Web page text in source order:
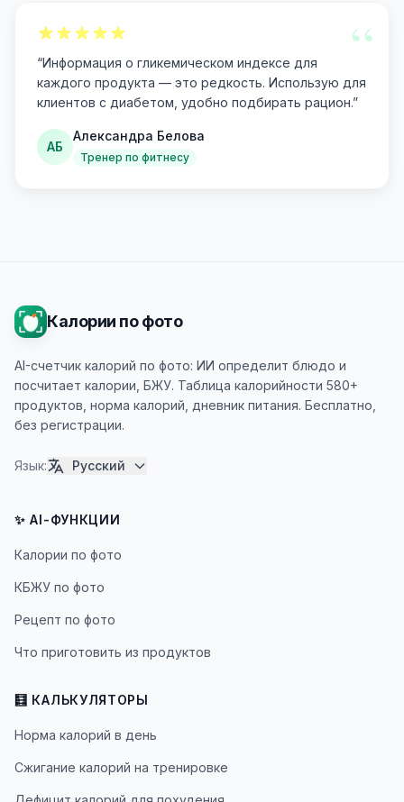
“
“Информация о гликемическом индексе для
каждого продукта — это редкость. Использую для
клиентов с диабетом, удобно подбирать рацион.”
АБ
Александра Белова
Тренер по фитнесу
Калории по фото
AI-счетчик калорий по фото: ИИ определит блюдо и
посчитает калории, БЖУ. Таблица калорийности 580+
продуктов, норма калорий, дневник питания. Бесплатно,
без регистрации.
Язык: Русский
✨ AI-ФУНКЦИИ
Калории по фото
КБЖУ по фото
Рецепт по фото
Что приготовить из продуктов
🧮 КАЛЬКУЛЯТОРЫ
Норма калорий в день
Сжигание калорий на тренировке